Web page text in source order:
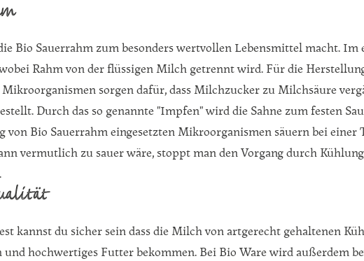
Bio Sauerrahm zum besonders wertvollen Lebensmittel macht.
Rahm von der flüssigen Milch getrennt wird. Für die
sorgen dafür, dass Milchzucker zu Milchsäure
Durch das so genannte "Impfen" wird die Sahne zum festen
Bio Sauerrahm eingesetzten Mikroorganismen säuern bei einer
vermutlich zu sauer wäre, stoppt man den Vorgang durch
kannst du sicher sein dass die Milch von artgerecht gehaltenen
hochwertiges Futter bekommen. Bei Bio Ware wird außerdem